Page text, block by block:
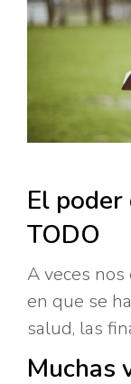
El poder
TODO
A veces
en que se
salud, las
Muchas